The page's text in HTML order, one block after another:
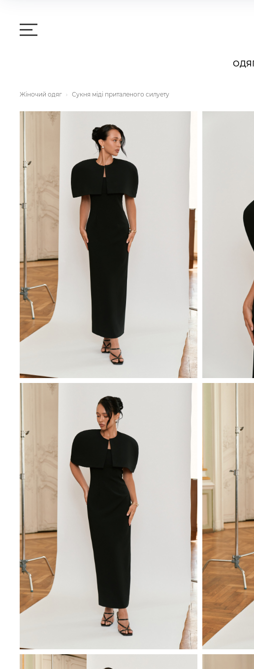
Жіночий одяг Сукня міді приталеного силуету